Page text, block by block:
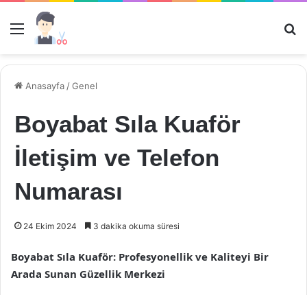
Menü
Anasayfa /Genel
Boyabat Sıla Kuaför
İletişim ve Telefon
Numarası
24 Ekim 2024 3 dakika okuma süresi
Boyabat Sıla Kuaför: Profesyonellik ve Kaliteyi Bir
Arada Sunan Güzellik Merkezi